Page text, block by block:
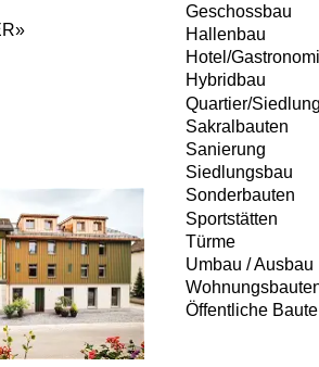
Geschossbau
Hallenbau
Hotel/
Hybridbau
Quartier/
Sakralbauten
Sanierung
Siedlungsbau
Sonderbauten
Sportstätten
Türme
Umbau / Ausbau
Öffentliche